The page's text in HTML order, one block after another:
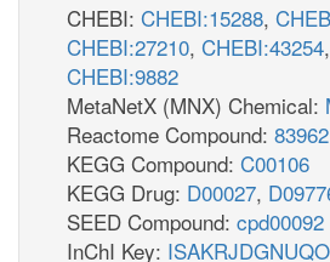
CHEBI: CHEBI:15288,
CHEBI:27210, CHEBI:43254,
CHEBI:9882
MetaNetX (MNX) Chemical:
Reactome Compound: 83962
KEGG Compound: C00106
KEGG Drug: D00027,
SEED Compound: cpd00092
InChI Key: